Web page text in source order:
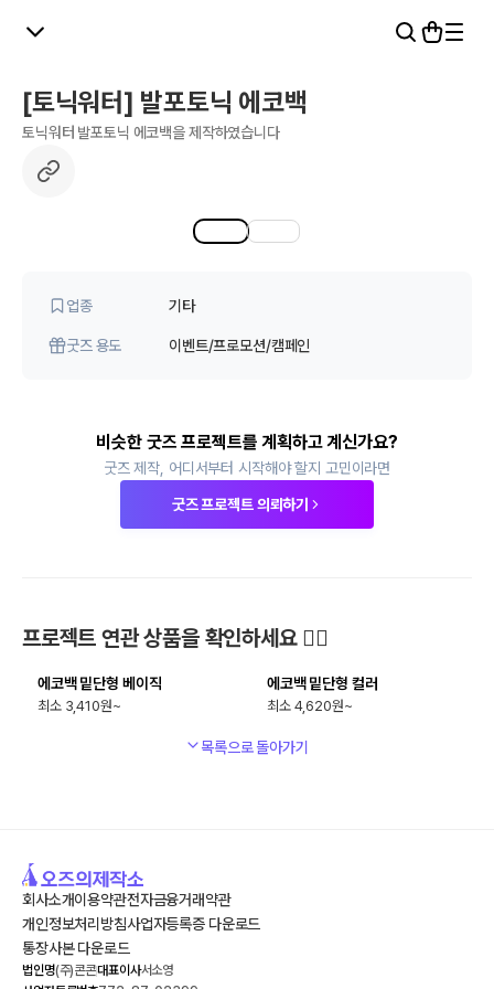
[토닉워터] 발포토닉 에코백
토닉워터 발포토닉 에코백을 제작하였습니다
업종 기타
굿즈 용도 이벤트/프로모션/캠페인
비슷한 굿즈 프로젝트를 계획하고 계신가요?
굿즈 제작, 어디서부터 시작해야 할지 고민이라면
굿즈 프로젝트 의뢰하기
프로젝트 연관 상품을 확인하세요 🙋‍♀️
200
에코백 밑단형 베이직
3,410
에코백 밑단형 컬러
4,620
목록으로 돌아가기
법인명(주)콘콘대표이사서소영
회사소개이용약관전자금융거래약관
개인정보처리방침사업자등록증 다운로드
통장사본 다운로드